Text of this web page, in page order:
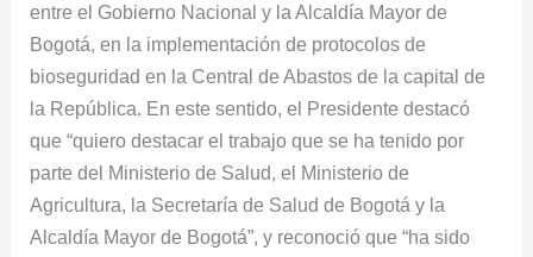
entre el Gobierno Nacional y la Alcaldía Mayor de
Bogotá, en la implementación de protocolos de
bioseguridad en la Central de Abastos de la capital de
la República. En este sentido, el Presidente destacó
que “quiero destacar el trabajo que se ha tenido por
parte del Ministerio de Salud, el Ministerio de
Agricultura, la Secretaría de Salud de Bogotá y la
Alcaldía Mayor de Bogotá”, y reconoció que “ha sido